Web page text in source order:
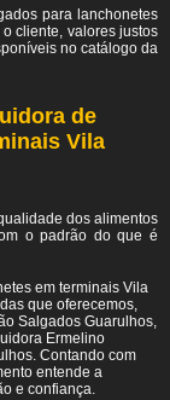
para lanchonetes
cliente, valores justos
no catálogo da
de
Vila
dos alimentos
o padrão do que é
em terminais Vila
que oferecemos,
Salgados Guarulhos,
Ermelino
Contando com
entende a
e confiança.